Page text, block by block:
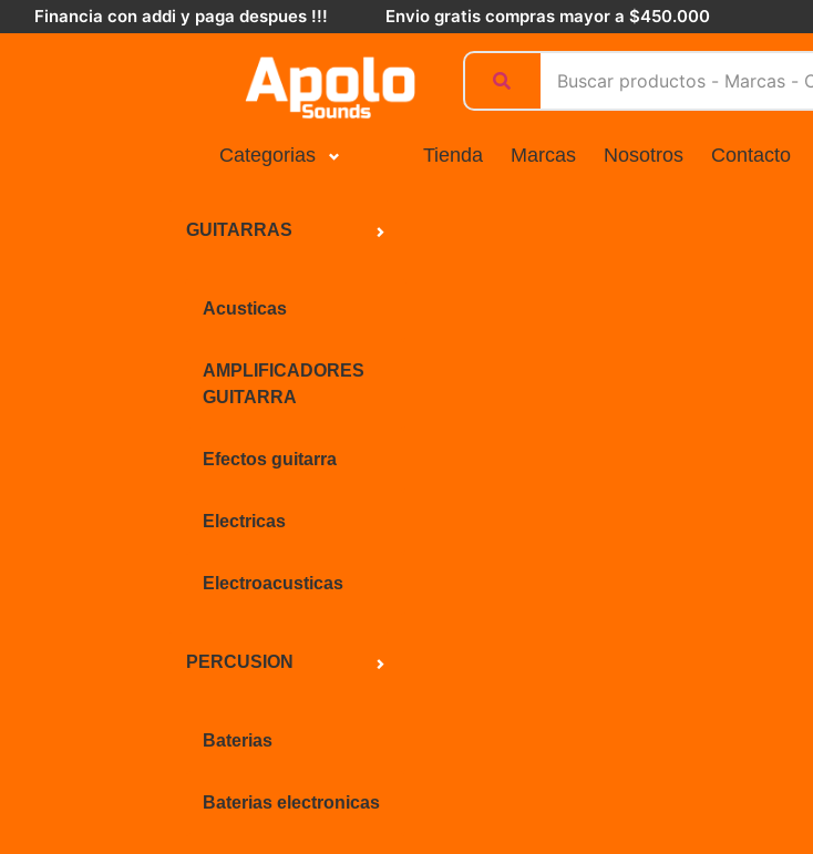
Financia con addi y paga despues !!! Envio gratis compras mayor a $450.000
Categorias
GUITARRAS
Acusticas
AMPLIFICADORES
GUITARRA
Efectos guitarra
Electricas
Electroacusticas
PERCUSION
Baterias
Baterias electronicas
Tienda Marcas Nosotros Contacto